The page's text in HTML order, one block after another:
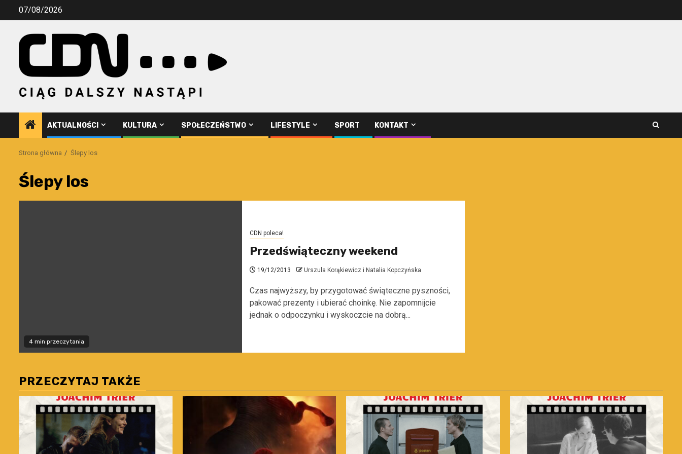
Przejdź07/08/2026
AKTUALNOŚCI KULTURA SPOŁECZEŃSTWO LIFESTYLE SPORT KONTAKT
Strona główna Ślepy los
Ślepy los
4 min przeczytania
CDN poleca!
Przedświąteczny weekend
19/12/2013 Urszula Korąkiewicz i Natalia Kopczyńska
Czas najwyższy, by przygotować świąteczne pyszności,
pakować prezenty i ubierać choinkę. Nie zapomnijcie
jednak o odpoczynku i wyskoczcie na dobrą...
PRZECZYTAJ TAKŻE